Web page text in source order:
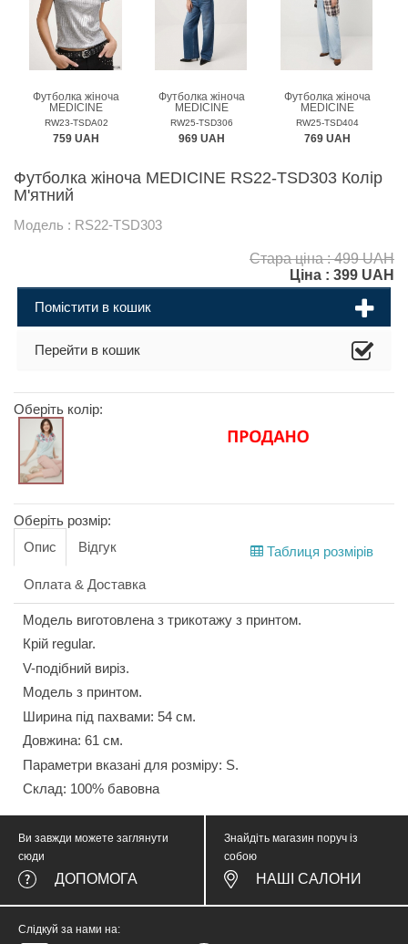
Футболка жіноча
MEDICINE
RW23-TSDA02
759 UAH
Футболка жіноча
MEDICINE
RW25-TSD306
969 UAH
Футболка жіноча
MEDICINE
RW25-TSD404
769 UAH
Футболка жіноча MEDICINE RS22-TSD303 Колір
М'ятний
Модель : RS22-TSD303
Стара ціна : 499 UAH
Ціна : 399 UAH
Помістити в кошик
Перейти в кошик
Оберіть колір:
Оберіть розмір:
Таблиця розмірів
Опис Відгук
Оплата & Доставка
Модель виготовлена з трикотажу з принтом.
Крій regular.
V-подібний виріз.
Модель з принтом.
Ширина під пахвами: 54 см.
Довжина: 61 см.
Параметри вказані для розміру: S.
Склад: 100% бавовна
Ви завжди можете заглянути
сюди
ДОПОМОГА
Знайдіть магазин поруч із
собою
НАШІ САЛОНИ
Слідкуй за нами на: